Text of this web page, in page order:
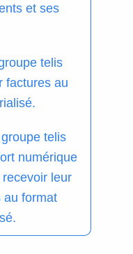
et ses
telis
factures au
telis
numérique
leur
au format